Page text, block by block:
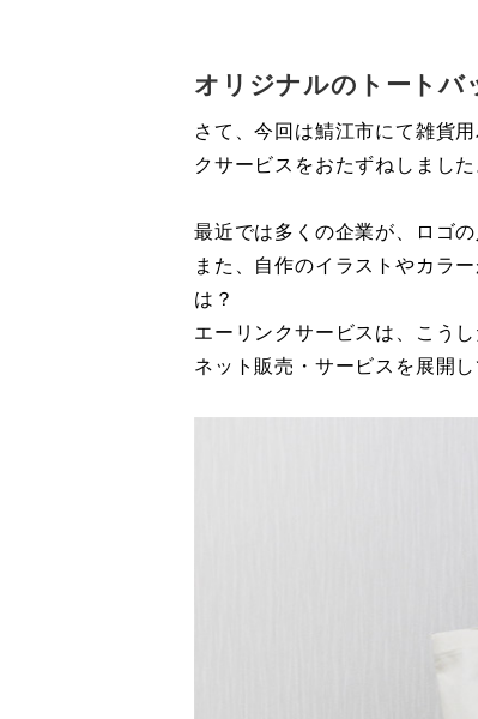
オリジナルのトートバ
さて、今回は鯖江市にて雑貨
クサービスをおたずねしました
最近では多くの企業が、ロゴ
また、自作のイラストやカラ
は？
エーリンクサービスは、こう
ネット販売・サービスを展開し